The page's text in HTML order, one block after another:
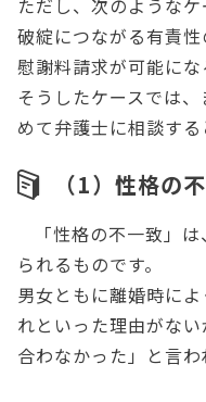
ただし、次のような
破綻につながる有責性
慰謝料請求が可能にな
そうしたケースでは
めて弁護士に相談する
（1）性格の
「性格の不一致」
られるものです。
男女ともに離婚時に
れといった理由がな
合わなかった」と言わ